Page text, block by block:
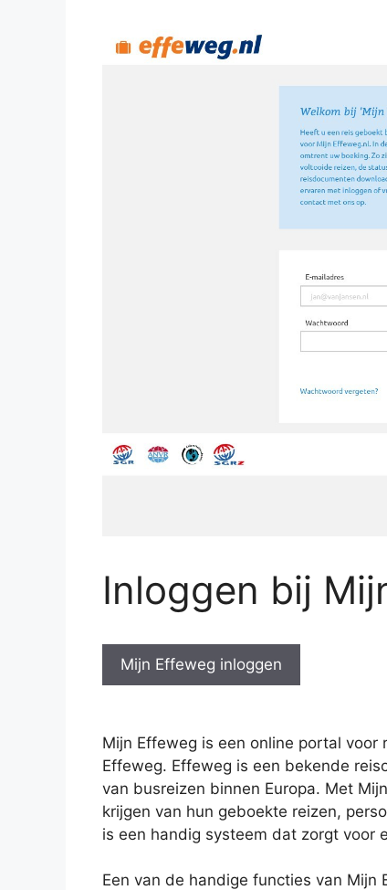
Inloggen bij
Mijn Effeweg inloggen
Mijn Effeweg is een online portal
Effeweg. Effeweg is een bekende
van busreizen binnen Europa. Met
krijgen van hun geboekte reizen,
is een handig systeem dat zorgt voor
Een van de handige functies van